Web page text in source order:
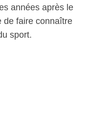
années après le
de faire connaître
sport.